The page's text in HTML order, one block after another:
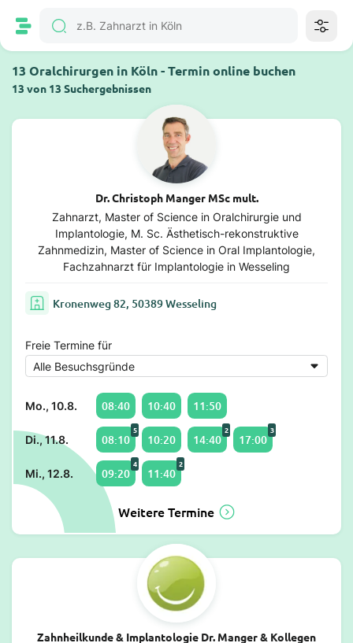
13 Oralchirurgen in Köln - Termin online buchen
13 von 13 Suchergebnissen
Dr. Christoph Manger MSc mult.
Zahnarzt, Master of Science in Oralchirurgie und
Implantologie, M. Sc. Ästhetisch-rekonstruktive
Zahnmedizin, Master of Science in Oral Implantologie,
Fachzahnarzt für Implantologie in Wesseling
Kronenweg 82, 50389 Wesseling
Freie Termine für
Mo., 10.8. 08:40 10:40 11:50
Di., 11.8. 08:10
5
10:20 14:40
2
17:00
3
Mi., 12.8. 09:20
4
11:40
2
Weitere Termine
Zahnheilkunde & Implantologie Dr. Manger & Kollegen